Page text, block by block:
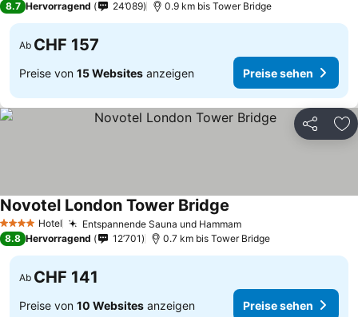
8.7 Hervorragend 24’089 0.9 km bis Tower Bridge
Ab CHF 157
Preise von 15 Websites anzeigen Preise sehen
Teilen
4 Sterne Hotel Entspannende Sauna und HammamPreise sehen
Novotel London Tower Bridge
8.8 Hervorragend 12’701 0.7 km bis Tower Bridge
Ab CHF 141
Preise von 10 Websites anzeigen Preise sehen